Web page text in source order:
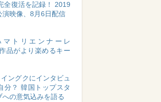
全復活を記録！ 2019
演映像、8月6日配信
マトリエンナーレ
品がより楽めるキー
イングクにインタビュ
分？ 韓国トップスタ
の意気込みを語る